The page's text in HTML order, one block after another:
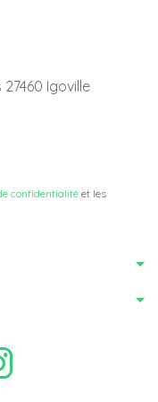
Igoville
confidentialité et les